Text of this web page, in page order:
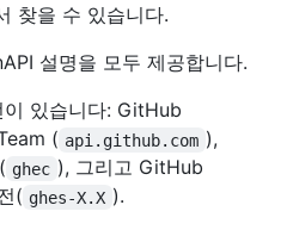
찾을 수 있습니다.
설명을 모두 제공합니다.
있습니다: GitHub
( api.github.com ),
ghec ), 그리고 GitHub
( ghes-X.X ).